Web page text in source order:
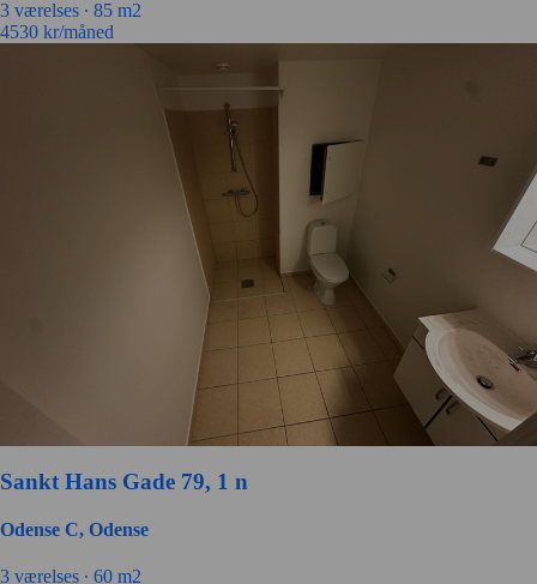
3 værelses ∙ 85 m2
4530 kr/måned
Sankt Hans Gade 79, 1 n
Odense C, Odense
3 værelses ∙ 60 m2